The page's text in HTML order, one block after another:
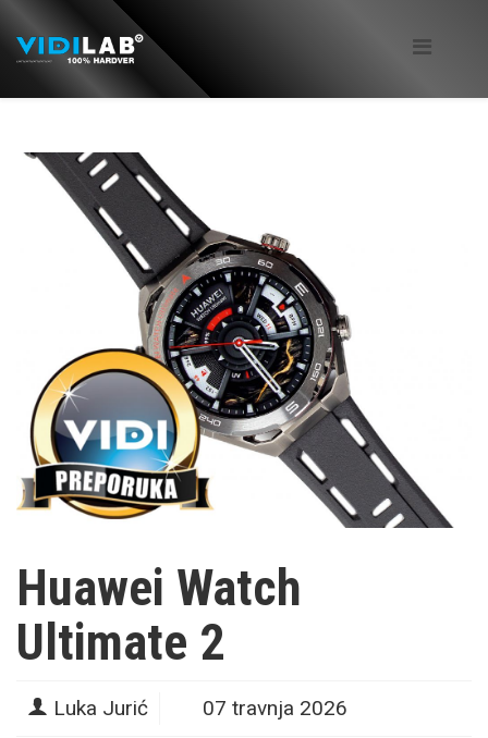
Huawei Watch
Ultimate 2
Luka Jurić 07 travnja 2026